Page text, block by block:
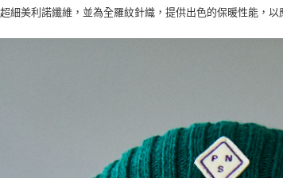
細美利諾纖維，並為全羅紋針織，提供出色的保暖性能，